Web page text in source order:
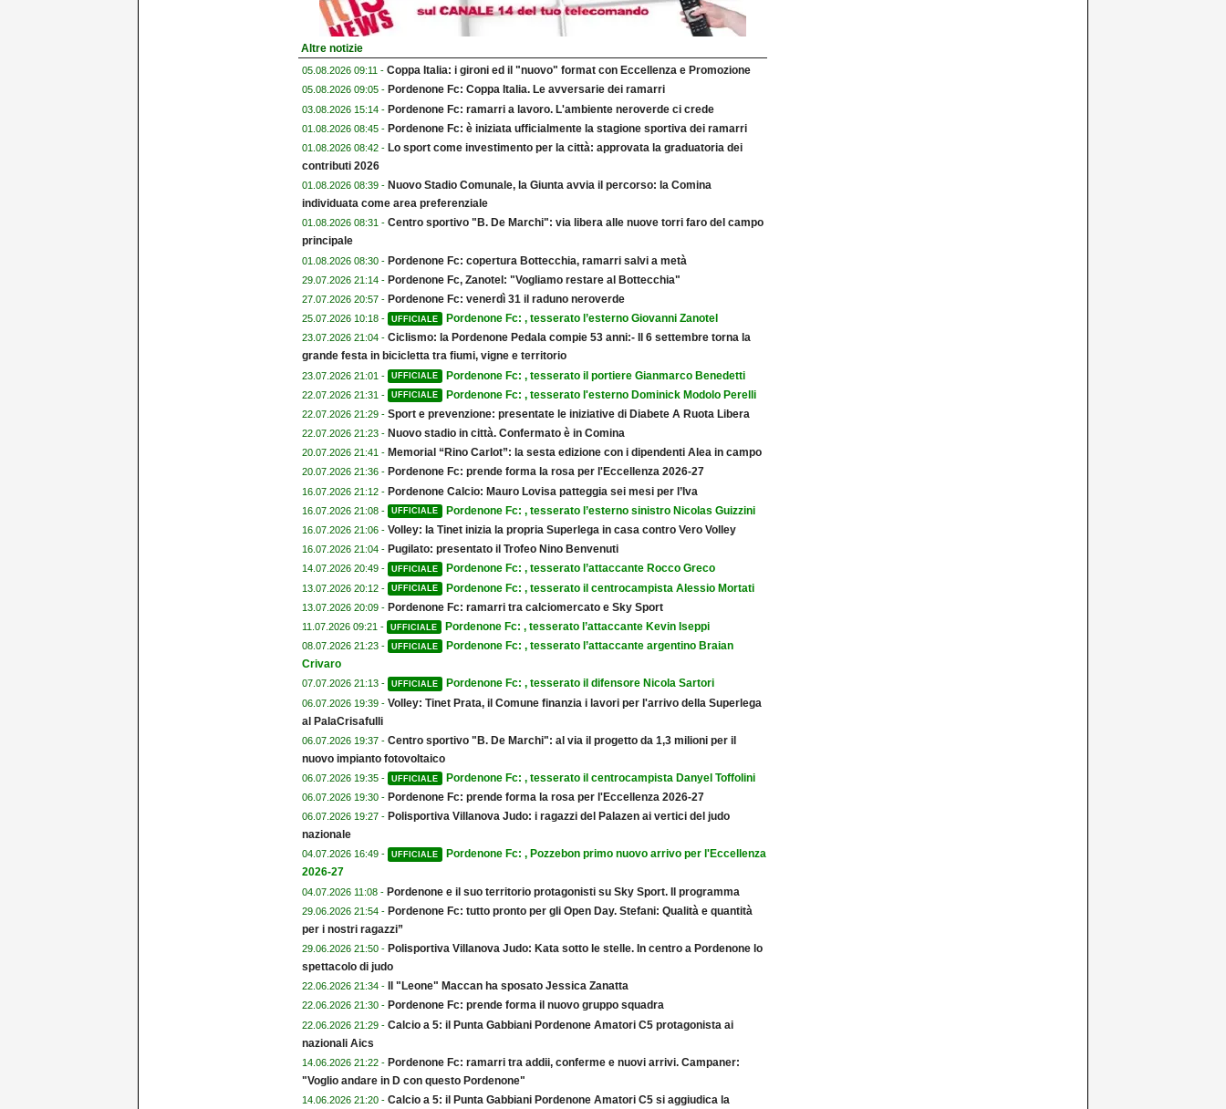
Altre notizie
05.08.2026 09:11 - Coppa Italia: i gironi ed il "nuovo" format con Eccellenza e Promozione
05.08.2026 09:05 - Pordenone Fc: Coppa Italia. Le avversarie dei ramarri
03.08.2026 15:14 - Pordenone Fc: ramarri a lavoro. L'ambiente neroverde ci crede
01.08.2026 08:45 - Pordenone Fc: è iniziata ufficialmente la stagione sportiva dei ramarri
01.08.2026 08:42 - Lo sport come investimento per la città: approvata la graduatoria dei
contributi 2026
01.08.2026 08:39 - Nuovo Stadio Comunale, la Giunta avvia il percorso: la Comina
individuata come area preferenziale
01.08.2026 08:31 - Centro sportivo "B. De Marchi": via libera alle nuove torri faro del campo
principale
01.08.2026 08:30 - Pordenone Fc: copertura Bottecchia, ramarri salvi a metà
29.07.2026 21:14 - Pordenone Fc, Zanotel: "Vogliamo restare al Bottecchia"
27.07.2026 20:57 - Pordenone Fc: venerdì 31 il raduno neroverde
25.07.2026 10:18 - UFFICIALE Pordenone Fc: , tesserato l’esterno Giovanni Zanotel
23.07.2026 21:04 - Ciclismo: la Pordenone Pedala compie 53 anni:- Il 6 settembre torna la
grande festa in bicicletta tra fiumi, vigne e territorio
23.07.2026 21:01 - UFFICIALE Pordenone Fc: , tesserato il portiere Gianmarco Benedetti
22.07.2026 21:31 - UFFICIALE Pordenone Fc: , tesserato l'esterno Dominick Modolo Perelli
22.07.2026 21:29 - Sport e prevenzione: presentate le iniziative di Diabete A Ruota Libera
22.07.2026 21:23 - Nuovo stadio in città. Confermato è in Comina
20.07.2026 21:41 - Memorial “Rino Carlot”: la sesta edizione con i dipendenti Alea in campo
20.07.2026 21:36 - Pordenone Fc: prende forma la rosa per l'Eccellenza 2026-27
16.07.2026 21:12 - Pordenone Calcio: Mauro Lovisa patteggia sei mesi per l’Iva
16.07.2026 21:08 - UFFICIALE Pordenone Fc: , tesserato l’esterno sinistro Nicolas Guizzini
16.07.2026 21:06 - Volley: la Tinet inizia la propria Superlega in casa contro Vero Volley
16.07.2026 21:04 - Pugilato: presentato il Trofeo Nino Benvenuti
14.07.2026 20:49 - UFFICIALE Pordenone Fc: , tesserato l’attaccante Rocco Greco
13.07.2026 20:12 - UFFICIALE Pordenone Fc: , tesserato il centrocampista Alessio Mortati
13.07.2026 20:09 - Pordenone Fc: ramarri tra calciomercato e Sky Sport
11.07.2026 09:21 - UFFICIALE Pordenone Fc: , tesserato l’attaccante Kevin Iseppi
08.07.2026 21:23 - UFFICIALE
Pordenone Fc: , tesserato l’attaccante argentino Braian
Crivaro
07.07.2026 21:13 - UFFICIALE Pordenone Fc: , tesserato il difensore Nicola Sartori
06.07.2026 19:39 - Volley: Tinet Prata, il Comune finanzia i lavori per l'arrivo della Superlega
al PalaCrisafulli
06.07.2026 19:37 - Centro sportivo "B. De Marchi": al via il progetto da 1,3 milioni per il
nuovo impianto fotovoltaico
06.07.2026 19:35 - UFFICIALE Pordenone Fc: , tesserato il centrocampista Danyel Toffolini
06.07.2026 19:30 - Pordenone Fc: prende forma la rosa per l'Eccellenza 2026-27
06.07.2026 19:27 - Polisportiva Villanova Judo: i ragazzi del Palazen ai vertici del judo
nazionale
04.07.2026 16:49 - UFFICIALE
Pordenone Fc: , Pozzebon primo nuovo arrivo per l'Eccellenza
2026-27
04.07.2026 11:08 - Pordenone e il suo territorio protagonisti su Sky Sport. Il programma
29.06.2026 21:54 - Pordenone Fc: tutto pronto per gli Open Day. Stefani: Qualità e quantità
per i nostri ragazzi”
29.06.2026 21:50 - Polisportiva Villanova Judo: Kata sotto le stelle. In centro a Pordenone lo
spettacolo di judo
22.06.2026 21:34 - Il "Leone" Maccan ha sposato Jessica Zanatta
22.06.2026 21:30 - Pordenone Fc: prende forma il nuovo gruppo squadra
22.06.2026 21:29 - Calcio a 5: il Punta Gabbiani Pordenone Amatori C5 protagonista ai
nazionali Aics
14.06.2026 21:22 - Pordenone Fc: ramarri tra addii, conferme e nuovi arrivi. Campaner:
"Voglio andare in D con questo Pordenone"
14.06.2026 21:20 - Calcio a 5: il Punta Gabbiani Pordenone Amatori C5 si aggiudica la